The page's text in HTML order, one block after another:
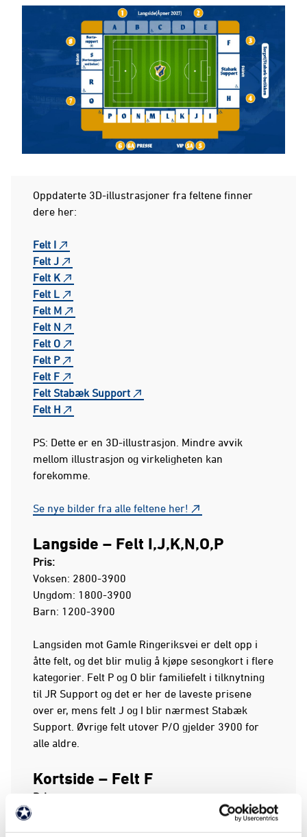
Oppdaterte 3D-illustrasjoner fra feltene finner
dere her:
Felt I
Felt J
Felt K
Felt L
Felt M
Felt N
Felt O
Felt P
Felt F
Felt Stabæk Support
Felt H
PS: Dette er en 3D-illustrasjon. Mindre avvik
mellom illustrasjon og virkeligheten kan
forekomme.
Se nye bilder fra alle feltene her!
Langside – Felt I,J,K,N,O,P
Pris:
Voksen: 2800-3900
Ungdom: 1800-3900
Barn: 1200-3900
Langsiden mot Gamle Ringeriksvei er delt opp i
åtte felt, og det blir mulig å kjøpe sesongkort i flere
kategorier. Felt P og O blir familiefelt i tilknytning
til JR Support og det er her de laveste prisene
over er, mens felt J og I blir nærmest Stabæk
Support. Øvrige felt utover P/O gjelder 3900 for
alle aldre.
Kortside – Felt F
Pris: